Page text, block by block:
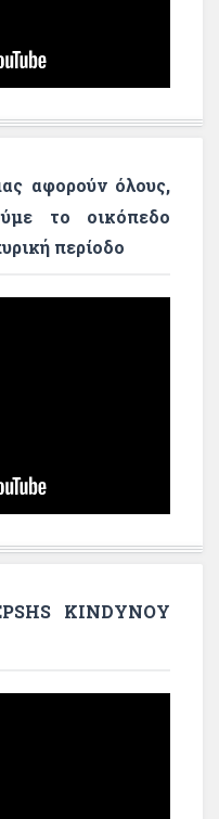
αφορούν όλους,
το οικόπεδο
περίοδο
KINDYNOY